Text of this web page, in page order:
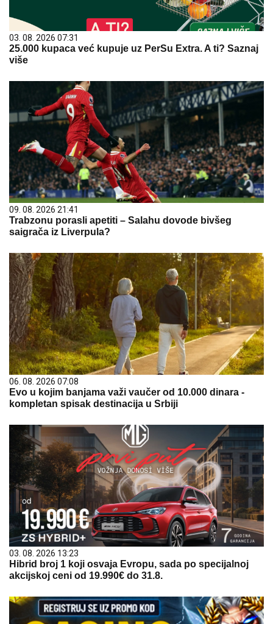
03. 08. 2026 07:31
25.000 kupaca već kupuje uz PerSu Extra. A ti? Saznaj
više
09. 08. 2026 21:41
Trabzonu porasli apetiti – Salahu dovode bivšeg
saigrača iz Liverpula?
06. 08. 2026 07:08
Evo u kojim banjama važi vaučer od 10.000 dinara -
kompletan spisak destinacija u Srbiji
03. 08. 2026 13:23
Hibrid broj 1 koji osvaja Evropu, sada po specijalnoj
akcijskoj ceni od 19.990€ do 31.8.